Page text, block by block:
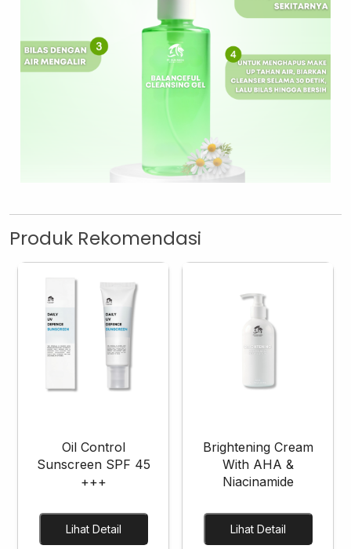
Produk Rekomendasi
Oil Control
Sunscreen SPF 45
+++
Lihat Detail
Brightening Cream
With AHA &
Niacinamide
Lihat Detail